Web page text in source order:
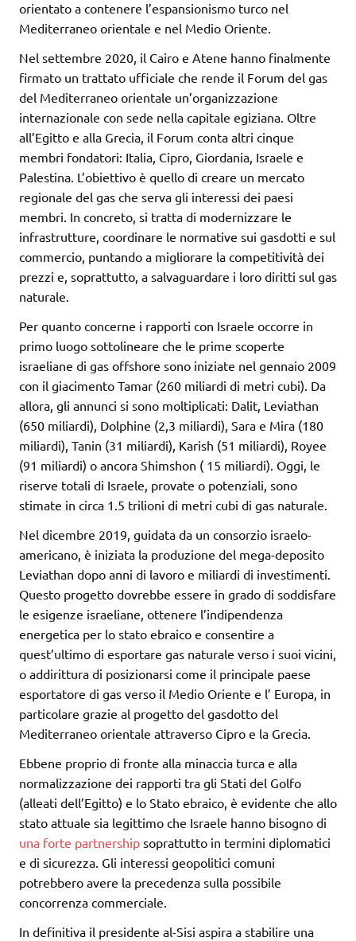
orientato a contenere l’espansionismo turco nel
Mediterraneo orientale e nel Medio Oriente.
Nel settembre 2020, il Cairo e Atene hanno finalmente
firmato un trattato ufficiale che rende il Forum del gas
del Mediterraneo orientale un’organizzazione
internazionale con sede nella capitale egiziana. Oltre
all’Egitto e alla Grecia, il Forum conta altri cinque
membri fondatori: Italia, Cipro, Giordania, Israele e
Palestina. L’obiettivo è quello di creare un mercato
regionale del gas che serva gli interessi dei paesi
membri. In concreto, si tratta di modernizzare le
infrastrutture, coordinare le normative sui gasdotti e sul
commercio, puntando a migliorare la competitività dei
prezzi e, soprattutto, a salvaguardare i loro diritti sul gas
naturale.
Per quanto concerne i rapporti con Israele occorre in
primo luogo sottolineare che le prime scoperte
israeliane di gas offshore sono iniziate nel gennaio 2009
con il giacimento Tamar (260 miliardi di metri cubi). Da
allora, gli annunci si sono moltiplicati: Dalit, Leviathan
(650 miliardi), Dolphine (2,3 miliardi), Sara e Mira (180
miliardi), Tanin (31 miliardi), Karish (51 miliardi), Royee
(91 miliardi) o ancora Shimshon ( 15 miliardi). Oggi, le
riserve totali di Israele, provate o potenziali, sono
stimate in circa 1.5 trilioni di metri cubi di gas naturale.
Nel dicembre 2019, guidata da un consorzio israelo-
americano, è iniziata la produzione del mega-deposito
Leviathan dopo anni di lavoro e miliardi di investimenti.
Questo progetto dovrebbe essere in grado di soddisfare
le esigenze israeliane, ottenere l’indipendenza
energetica per lo stato ebraico e consentire a
quest’ultimo di esportare gas naturale verso i suoi vicini,
o addirittura di posizionarsi come il principale paese
esportatore di gas verso il Medio Oriente e l’ Europa, in
particolare grazie al progetto del gasdotto del
Mediterraneo orientale attraverso Cipro e la Grecia.
Ebbene proprio di fronte alla minaccia turca e alla
normalizzazione dei rapporti tra gli Stati del Golfo
(alleati dell’Egitto) e lo Stato ebraico, è evidente che allo
stato attuale sia legittimo che Israele hanno bisogno di
una forte partnership soprattutto in termini diplomatici
e di sicurezza. Gli interessi geopolitici comuni
potrebbero avere la precedenza sulla possibile
concorrenza commerciale.
In definitiva il presidente al-Sisi aspira a stabilire una